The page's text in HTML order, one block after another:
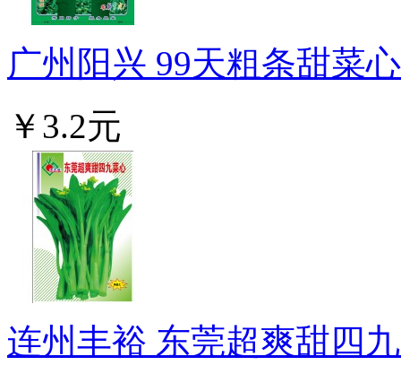
广州阳兴 99天粗条甜菜
￥3.2元
连州丰裕 东莞超爽甜四